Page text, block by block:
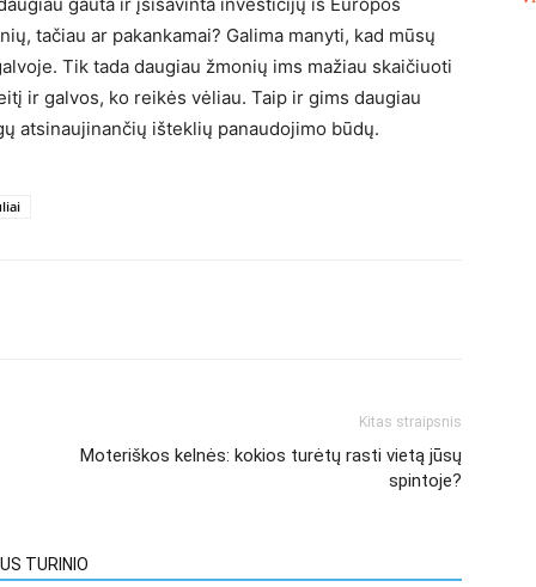
tačiau ar pakankamai? Galima manyti, kad mūsų
Tik tada daugiau žmonių ims mažiau skaičiuoti
ir galvos, ko reikės vėliau. Taip ir gims daugiau
atsinaujinančių išteklių panaudojimo būdų.
Kitas straipsnis
Moteriškos kelnės: kokios turėtų rasti vietą jūsų
spintoje?
TURINIO